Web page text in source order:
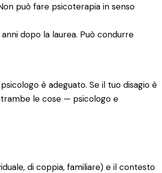
può fare psicoterapia in senso
dopo la laurea. Può condurre
è adeguato. Se il tuo disagio è
le cose — psicologo e
di coppia, familiare) e il contesto